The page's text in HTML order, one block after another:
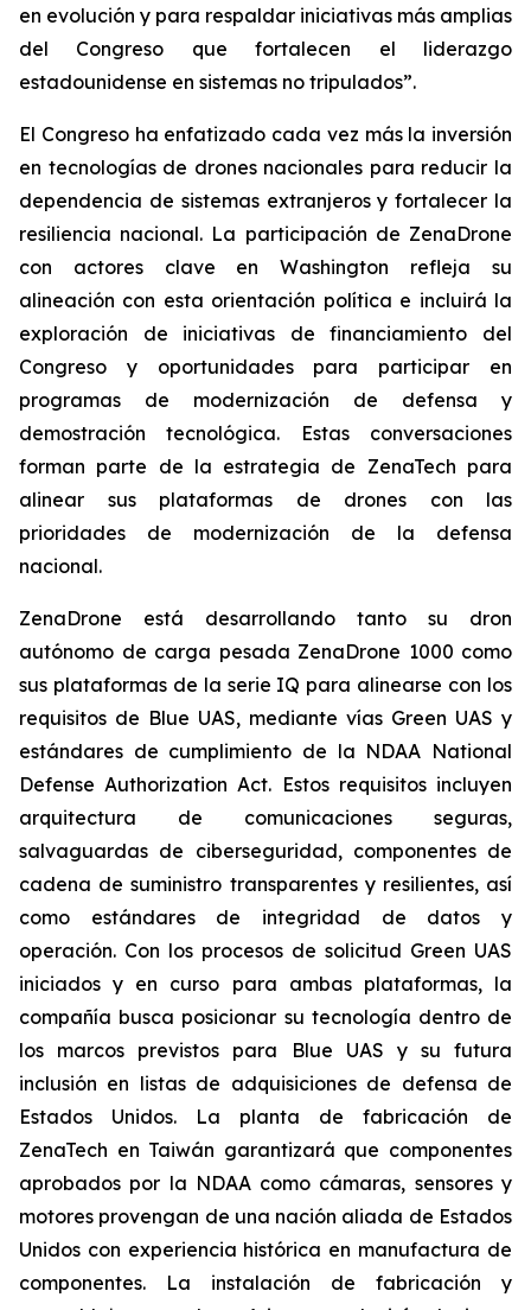
en evolución y para respaldar iniciativas más amplias
del Congreso que fortalecen el liderazgo
estadounidense en sistemas no tripulados”.
El Congreso ha enfatizado cada vez más la inversión
en tecnologías de drones nacionales para reducir la
dependencia de sistemas extranjeros y fortalecer la
resiliencia nacional. La participación de ZenaDrone
con actores clave en Washington refleja su
alineación con esta orientación política e incluirá la
exploración de iniciativas de financiamiento del
Congreso y oportunidades para participar en
programas de modernización de defensa y
demostración tecnológica. Estas conversaciones
forman parte de la estrategia de ZenaTech para
alinear sus plataformas de drones con las
prioridades de modernización de la defensa
nacional.
ZenaDrone está desarrollando tanto su dron
autónomo de carga pesada ZenaDrone 1000 como
sus plataformas de la serie IQ para alinearse con los
requisitos de Blue UAS, mediante vías Green UAS y
estándares de cumplimiento de la NDAA National
Defense Authorization Act. Estos requisitos incluyen
arquitectura de comunicaciones seguras,
salvaguardas de ciberseguridad, componentes de
cadena de suministro transparentes y resilientes, así
como estándares de integridad de datos y
operación. Con los procesos de solicitud Green UAS
iniciados y en curso para ambas plataformas, la
compañía busca posicionar su tecnología dentro de
los marcos previstos para Blue UAS y su futura
inclusión en listas de adquisiciones de defensa de
Estados Unidos. La planta de fabricación de
ZenaTech en Taiwán garantizará que componentes
aprobados por la NDAA como cámaras, sensores y
motores provengan de una nación aliada de Estados
Unidos con experiencia histórica en manufactura de
componentes. La instalación de fabricación y